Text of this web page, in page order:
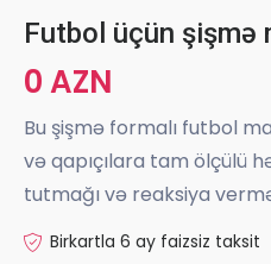
Futbol üçün şişmə
0 AZN
Bu şişmə formalı futbol
və qapıçılara tam ölçülü
tutmağı və reaksiya
Birkartla 6 ay faizsiz taksit